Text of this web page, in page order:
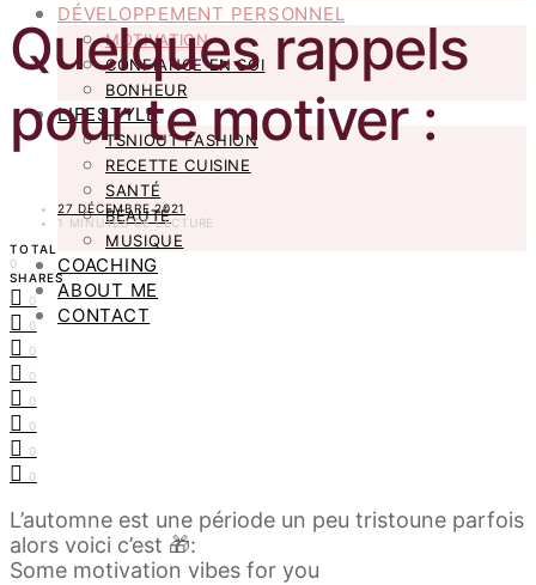
DÉVELOPPEMENT PERSONNEL
MOTIVATION
CONFIANCE EN SOI
BONHEUR
LIFESTYLE
TSNIOUT FASHION
RECETTE CUISINE
SANTÉ
BEAUTÉ
MUSIQUE
COACHING
ABOUT ME
CONTACT
Quelques rappels
pour te motiver :
27 DÉCEMBRE 2021
1 MINUTES DE LECTURE
TOTAL
0
SHARES
0
0
0
0
0
0
0
0
L’automne est une période un peu tristoune parfois
alors voici c’est 🎁:
Some motivation vibes for you